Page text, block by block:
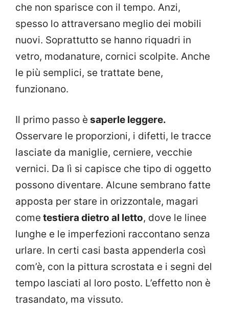
che non sparisce con il tempo. Anzi,
spesso lo attraversano meglio dei mobili
nuovi. Soprattutto se hanno riquadri in
vetro, modanature, cornici scolpite. Anche
le più semplici, se trattate bene,
funzionano.
Il primo passo è saperle leggere.
Osservare le proporzioni, i difetti, le tracce
lasciate da maniglie, cerniere, vecchie
vernici. Da lì si capisce che tipo di oggetto
possono diventare. Alcune sembrano fatte
apposta per stare in orizzontale, magari
come testiera dietro al letto, dove le linee
lunghe e le imperfezioni raccontano senza
urlare. In certi casi basta appenderla così
com’è, con la pittura scrostata e i segni del
tempo lasciati al loro posto. L’effetto non è
trasandato, ma vissuto.